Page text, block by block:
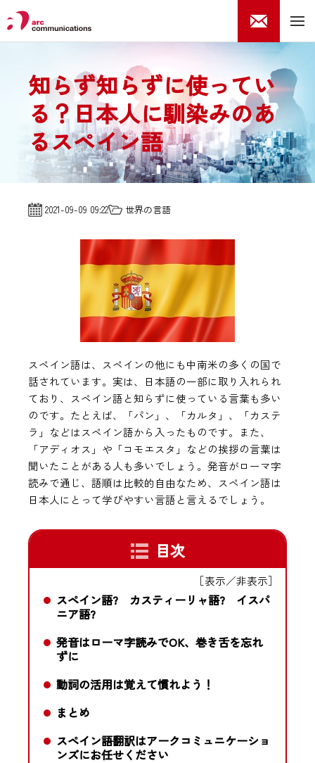
知らず知らずに使ってい
る？日本人に馴染みのあ
るスペイン語
2021-09-09 09:22 世界の言語
スペイン語は、スペインの他にも中南米の多くの国で
話されています。実は、日本語の一部に取り入れられ
ており、スペイン語と知らずに使っている言葉も多い
のです。たとえば、「パン」、「カルタ」、「カステ
ラ」などはスペイン語から入ったものです。また、
「アディオス」や「コモエスタ」などの挨拶の言葉は
聞いたことがある人も多いでしょう。発音がローマ字
読みで通じ、語順は比較的自由なため、スペイン語は
日本人にとって学びやすい言語と言えるでしょう。
目次
［表示／非表示］
スペイン語? カスティーリャ語? イスパ
ニア語?
発音はローマ字読みでOK、巻き舌を忘れ
ずに
動詞の活用は覚えて慣れよう！
まとめ
スペイン語翻訳はアークコミュニケーショ
ンズにお任せください